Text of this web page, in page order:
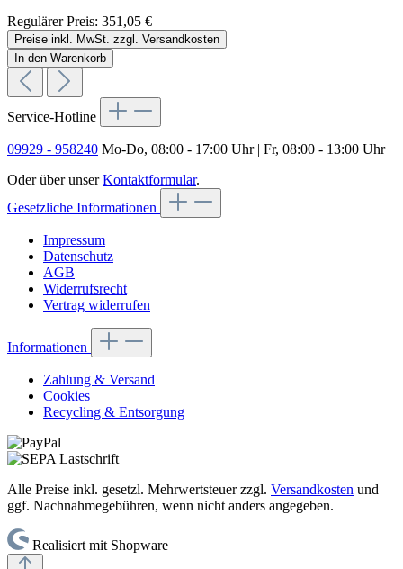
Regulärer Preis: 351,05 €
Preise inkl. MwSt. zzgl. Versandkosten
In den Warenkorb
Service-Hotline
09929 - 958240 Mo-Do, 08:00 - 17:00 Uhr | Fr, 08:00 - 13:00 Uhr
Oder über unserKontaktformular.
Gesetzliche Informationen
Impressum
Datenschutz
AGB
Widerrufsrecht
Vertrag widerrufen
Informationen
Zahlung & Versand
Cookies
Recycling & Entsorgung
Alle Preise inkl. gesetzl. Mehrwertsteuer zzgl. Versandkosten und
ggf. Nachnahmegebühren, wenn nicht anders angegeben.
Realisiert mit Shopware